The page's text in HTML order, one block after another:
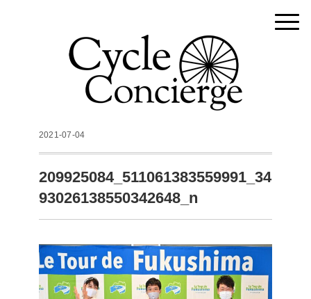
2021-07-04
209925084_511061383559991_34
93026138550342648_n